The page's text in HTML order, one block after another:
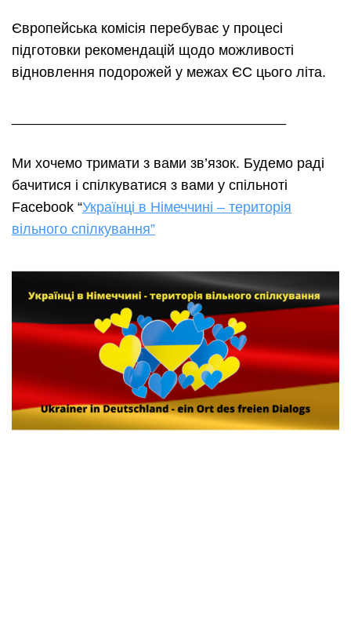
Європейська комісія перебуває у процесі
підготовки рекомендацій щодо можливості
відновлення подорожей у межах ЄС цього літа.
Ми хочемо тримати з вами зв’язок. Будемо раді
бачитися і спілкуватися з вами у спільноті
Facebook “Українці в Німеччині – територія
вільного спілкування”